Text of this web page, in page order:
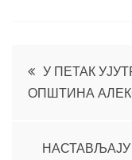
Кретање
чланка
У ПЕТАК
ОПШТИНА